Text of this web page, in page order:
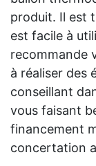
produit. Il est
est facile à
recommande
à réaliser des
conseillant
vous faisant
financement
concertation